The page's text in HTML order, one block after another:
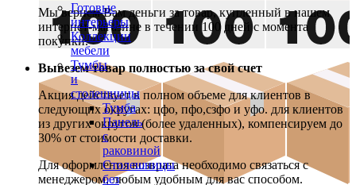
Готовые
интерьеры
Коллекции
мебели
Тумбы
и
столешницы
Тумба
Панель
с
раковиной
Столешницы
без
Мы вернем Вам деньги за товар, купленный в нашем
интернет-магазине в течении 100 дней с момента
покупки.
Вывезем товар полностью за свой счет
Акция действует в полном объеме для клиентов в
следующих округах: цфо, пфо,сзфо и уфо. для клиентов
из других округов (более удаленных), компенсируем до
30% от стоимости доставки.
Для оформления возврата необходимо связаться с
менеджером, любым удобным для вас способом.